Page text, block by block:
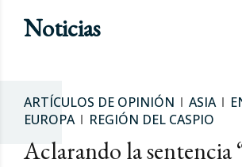
Noticias
ARTÍCULOS DE OPINIÓN ASIA
EUROPA
REGIÓN DEL CASPIO
Aclarando la sentencia